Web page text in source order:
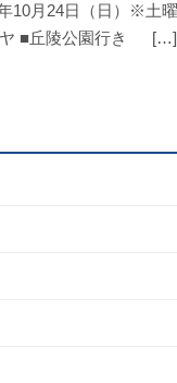
いて
10月24日（日）※土
ヤ ■丘陵公園行き […]